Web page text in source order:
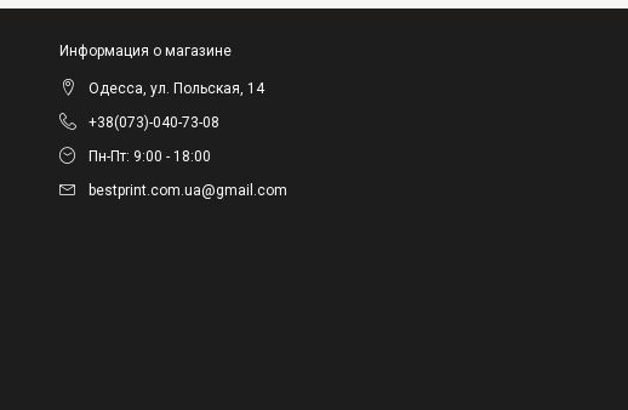
Информация о магазине
Одесса, ул. Польская, 14
+38(073)-040-73-08
Пн-Пт: 9:00 - 18:00
bestprint.com.ua@gmail.com